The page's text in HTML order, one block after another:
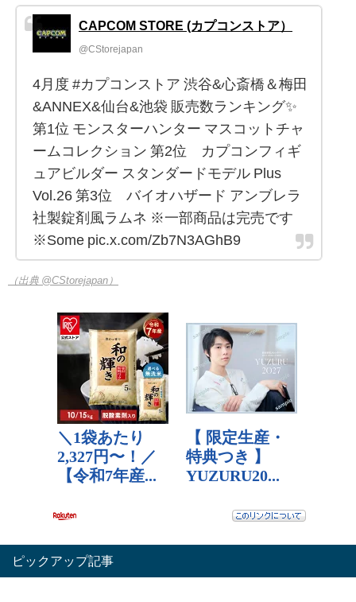
CAPCOM STORE (カプコンストア）
@CStorejapan
4月度 #カプコンストア 渋谷&心斎橋＆梅田
&ANNEX&仙台&池袋 販売数ランキング✨
第1位 モンスターハンター マスコットチャ
ームコレクション 第2位 カプコンフィギ
ュアビルダー スタンダードモデル Plus
Vol.26 第3位 バイオハザード アンブレラ
社製錠剤風ラムネ ※一部商品は完売です
※Some pic.x.com/Zb7N3AGhB9
（出典 @CStorejapan）
ピックアップ記事